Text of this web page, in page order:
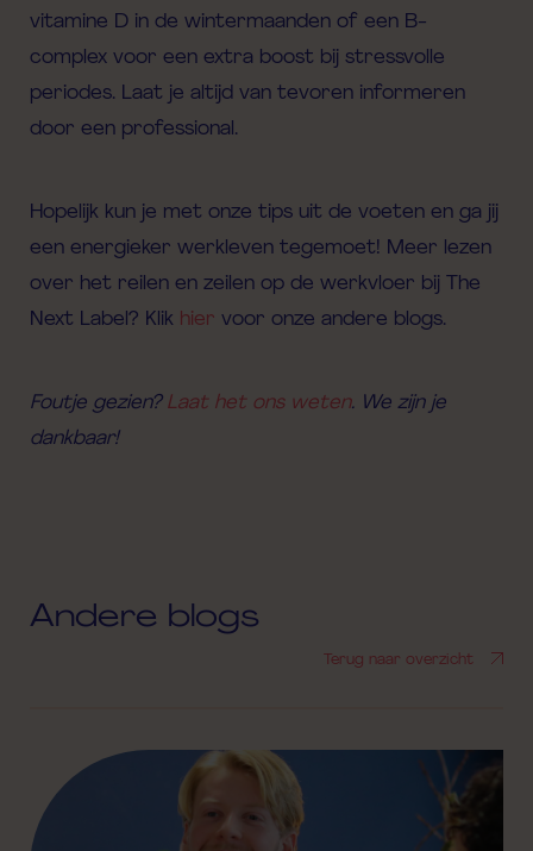
vitamine D in de wintermaanden of een B-
complex voor een extra boost bij stressvolle
periodes. Laat je altijd van tevoren informeren
door een professional.
Hopelijk kun je met onze tips uit de voeten en ga jij
een energieker werkleven tegemoet! Meer lezen
over het reilen en zeilen op de werkvloer bij The
Next Label? Klik hier voor onze andere blogs.
Foutje gezien? Laat het ons weten. We zijn je
dankbaar!
Andere blogs
Terug naar overzicht